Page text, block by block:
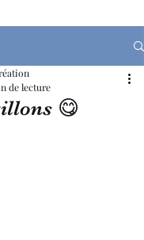
😋
de lecture